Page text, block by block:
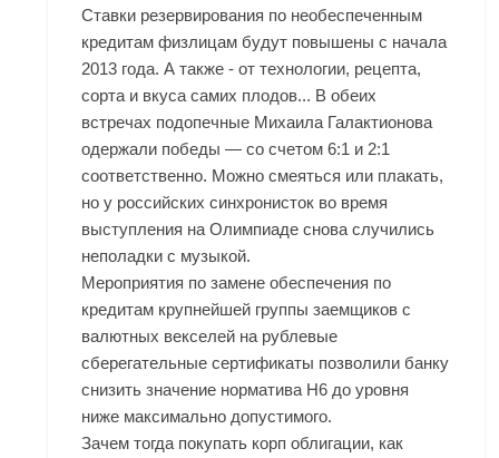
Ставки резервирования по необеспеченным
кредитам физлицам будут повышены с начала
2013 года. А также - от технологии, рецепта,
сорта и вкуса самих плодов... В обеих
встречах подопечные Михаила Галактионова
одержали победы — со счетом 6:1 и 2:1
соответственно. Можно смеяться или плакать,
но у российских синхронисток во время
выступления на Олимпиаде снова случились
неполадки с музыкой.
Мероприятия по замене обеспечения по
кредитам крупнейшей группы заемщиков с
валютных векселей на рублевые
сберегательные сертификаты позволили банку
снизить значение норматива Н6 до уровня
ниже максимально допустимого.
Зачем тогда покупать корп облигации, как